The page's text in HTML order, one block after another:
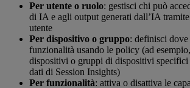
Per utente o ruolo: gestisci chi può
di IA e agli output generati dall’IA
utente
Per dispositivo o gruppo: definisci
funzionalità usando le policy (ad
dispositivi o gruppi di dispositivi specifici
dati di Session Insights)
Per funzionalità: attiva o disattiva le